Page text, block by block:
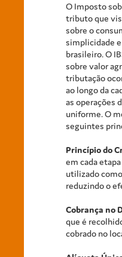
O Imposto
tributo que
sobre o
simplicidade
brasileiro. O
sobre valor
tributação
ao longo da
as operações
uniforme. O
seguintes
Princípio do
em cada
utilizado
reduzindo o
Cobrança no
que é
cobrado no